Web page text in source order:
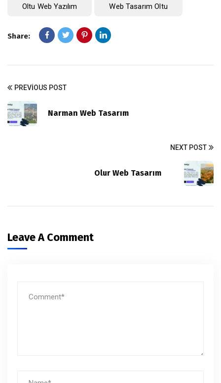
Oltu Web Yazılım Web Tasarım Oltu
Share:
PREVIOUS POST
Narman Web Tasarım
NEXT POST
Olur Web Tasarım
Leave A Comment